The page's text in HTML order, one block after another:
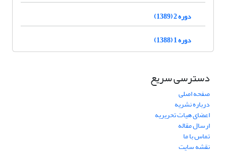
دوره 2 (1389)
دوره 1 (1388)
دسترسی سریع
صفحه اصلی
درباره نشریه
اعضای هیات تحریریه
ارسال مقاله
تماس با ما
نقشه سایت